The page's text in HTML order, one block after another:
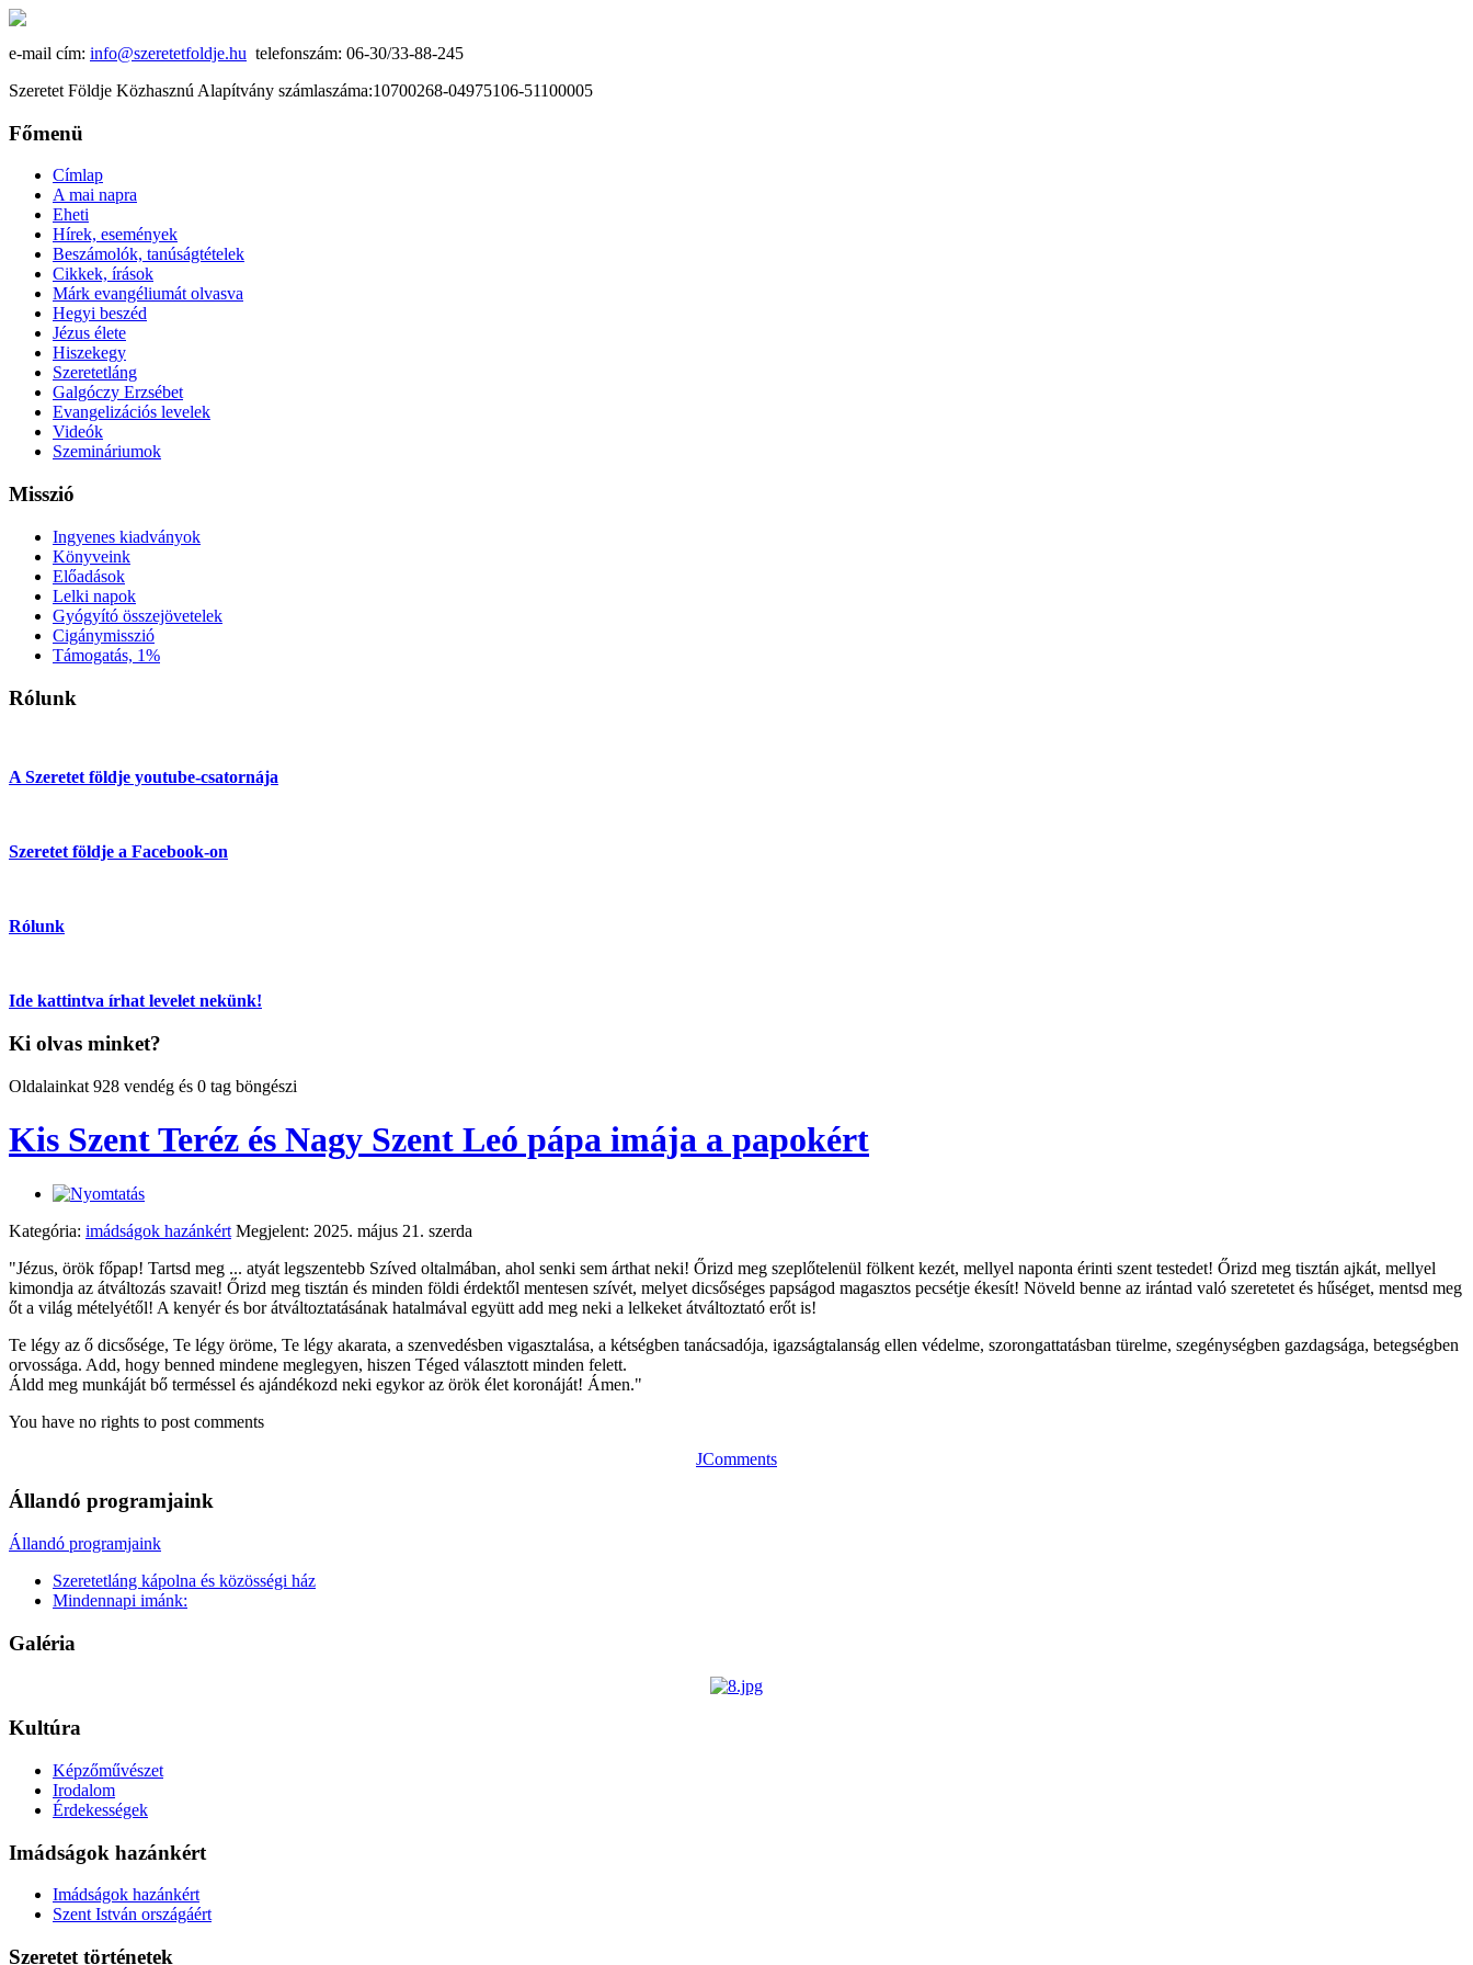
e-mail cím: info@szeretetfoldje.hu telefonszám: 06-30/33-88-245
Szeretet Földje Közhasznú Alapítvány számlaszáma:10700268-04975106-51100005
Főmenü
Címlap
A mai napra
Eheti
Hírek, események
Beszámolók, tanúságtételek
Cikkek, írások
Márk evangéliumát olvasva
Hegyi beszéd
Jézus élete
Hiszekegy
Szeretetláng
Galgóczy Erzsébet
Evangelizációs levelek
Videók
Szemináriumok
Misszió
Ingyenes kiadványok
Könyveink
Előadások
Lelki napok
Gyógyító összejövetelek
Cigánymisszió
Támogatás, 1%
Rólunk
A Szeretet földje youtube-csatornája
Szeretet földje a Facebook-on
Rólunk
Ide kattintva írhat levelet nekünk!
Ki olvas minket?
Oldalainkat 928 vendég és 0 tag böngészi
Kis Szent Teréz és Nagy Szent Leó pápa imája a papokért
Kategória: imádságok hazánkért Megjelent: 2025. május 21. szerda
"Jézus, örök főpap! Tartsd meg ... atyát legszentebb Szíved oltalmában, ahol senki sem árthat neki! Őrizd meg szeplőtelenül fölkent kezét, mellyel naponta érinti szent testedet! Őrizd meg tisztán ajkát, mellyel
kimondja az átváltozás szavait! Őrizd meg tisztán és minden földi érdektől mentesen szívét, melyet dicsőséges papságod magasztos pecsétje ékesít! Növeld benne az irántad való szeretetet és hűséget, mentsd meg
őt a világ mételyétől! A kenyér és bor átváltoztatásának hatalmával együtt add meg neki a lelkeket átváltoztató erőt is!
Te légy az ő dicsősége, Te légy öröme, Te légy akarata, a szenvedésben vigasztalása, a kétségben tanácsadója, igazságtalanság ellen védelme, szorongattatásban türelme, szegénységben gazdagsága, betegségben
orvossága. Add, hogy benned mindene meglegyen, hiszen Téged választott minden felett.
Áldd meg munkáját bő terméssel és ajándékozd neki egykor az örök élet koronáját! Ámen."
You have no rights to post comments
JComments
Állandó programjaink
Állandó programjaink
Szeretetláng kápolna és közösségi ház
Mindennapi imánk:
Galéria
Kultúra
Képzőművészet
Irodalom
Érdekességek
Imádságok hazánkért
Imádságok hazánkért
Szent István országáért
Szeretet történetek